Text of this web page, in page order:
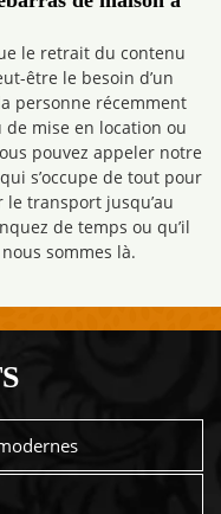
le retrait du contenu
être le besoin d’un
personne récemment
mise en location ou
pouvez appeler notre
s’occupe de tout pour
transport jusqu’au
de temps ou qu’il
sommes là.